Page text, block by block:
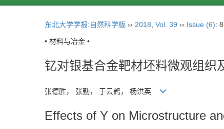
东北大学学报:自然科学版 ›› 2018 Vol. 39 ›› Issue (6):
• 材料与冶金 •
钇对银基合金靶材坯料微观组织
张德胜， 张勤， 于云鹤， 杨洪英
Effects of Y on Microstructure